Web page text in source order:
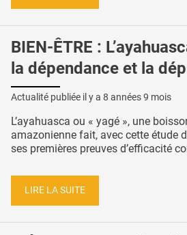
BIEN-ÊTRE :
la dépendance et la
Actualité publiée il y a 8 années 9 mois
L’ayahuasca ou « yagé », une
amazonienne fait, avec cette étude
ses premières preuves d’efficacité
LIRE LA SUITE